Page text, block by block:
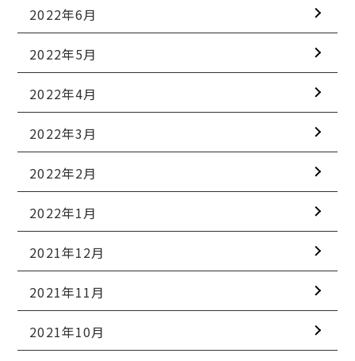
2022年6月
2022年5月
2022年4月
2022年3月
2022年2月
2022年1月
2021年12月
2021年11月
2021年10月